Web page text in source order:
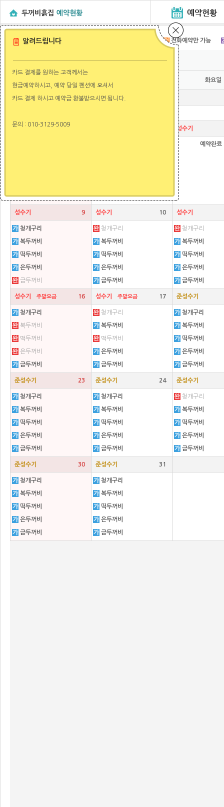
두꺼비흙집 예약현황
1박2일
가 예약가능상태 전 전화예약만 가능
알려드립니다
카드 결제를 원하는 고객께서는
현금예약하시고, 예약 당일 펜션에 오셔서
카드 결제 하시고 예약금 환불받으시면 됩니다.
문의 : 010-3129-5009